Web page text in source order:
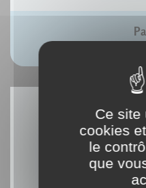
Ce site
cookies
le
que